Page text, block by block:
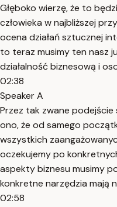
Głęboko wierzę, że to
człowieka w najbliższej
ocena działań sztucznej
to teraz musimy ten nasz
działalność biznesową i
02:38
Speaker A
Przez tak zwane
ono, że od samego
wszystkich
oczekujemy po
aspekty biznesu musimy
konkretne narzędzia mają
02:58